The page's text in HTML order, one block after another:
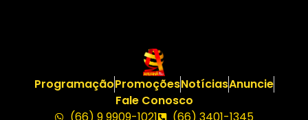
ProgramaçãoPromoçõesNotíciasAnuncie
Fale Conosco
(66) 9 9909-1021
(66) 3401-1345